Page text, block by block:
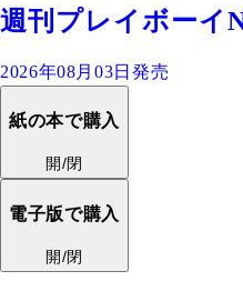
週刊プレイボーイ
2026年08月03日発売
紙の本で購入
開/閉
電子版で購入
開/閉